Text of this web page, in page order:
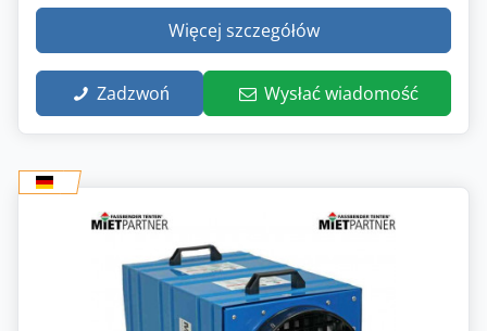
Więcej szczegółów
Zadzwoń Wysłać wiadomość